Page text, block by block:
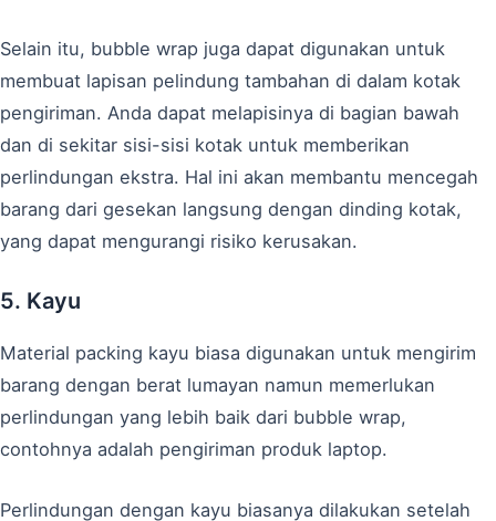
Selain itu, bubble wrap juga dapat digunakan untuk
membuat lapisan pelindung tambahan di dalam kotak
pengiriman. Anda dapat melapisinya di bagian bawah
dan di sekitar sisi-sisi kotak untuk memberikan
perlindungan ekstra. Hal ini akan membantu mencegah
barang dari gesekan langsung dengan dinding kotak,
yang dapat mengurangi risiko kerusakan.
5. Kayu
Material packing kayu biasa digunakan untuk mengirim
barang dengan berat lumayan namun memerlukan
perlindungan yang lebih baik dari bubble wrap,
contohnya adalah pengiriman produk laptop.
Perlindungan dengan kayu biasanya dilakukan setelah